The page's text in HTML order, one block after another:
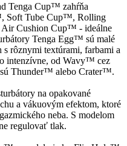
Tenga Cup™ zahŕňa
Soft Tube Cup™, Rolling
Cushion Cup™ - ideálne
Tenga Egg™ sú malé
rôznymi textúrami, farbami a
intenzívne, od Wavy™ cez
Thunder™ alebo Crater™.
na opakované
a vákuovým efektom, ktoré
neba. S modelom
regulovať tlak.